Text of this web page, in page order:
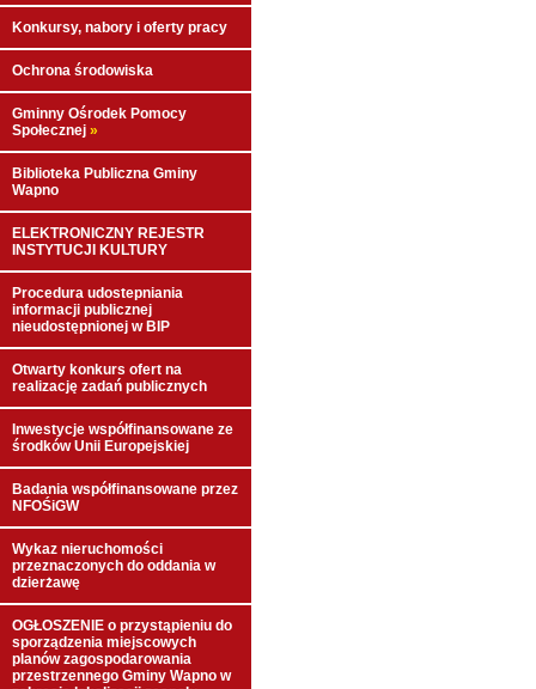
Konkursy, nabory i oferty pracy
Ochrona środowiska
Gminny Ośrodek Pomocy
Społecznej »
Biblioteka Publiczna Gminy
Wapno
ELEKTRONICZNY REJESTR
INSTYTUCJI KULTURY
Procedura udostepniania
informacji publicznej
nieudostępnionej w BIP
Otwarty konkurs ofert na
realizację zadań publicznych
Inwestycje współfinansowane ze
środków Unii Europejskiej
Badania współfinansowane przez
NFOŚiGW
Wykaz nieruchomości
przeznaczonych do oddania w
dzierżawę
OGŁOSZENIE o przystąpieniu do
sporządzenia miejscowych
planów zagospodarowania
przestrzennego Gminy Wapno w